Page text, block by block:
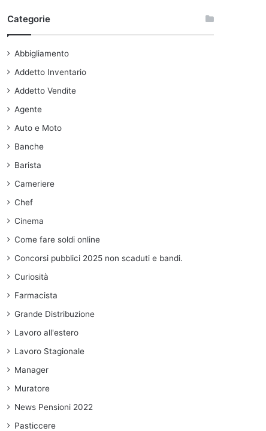
Categorie
Abbigliamento
Addetto Inventario
Addetto Vendite
Agente
Auto e Moto
Banche
Barista
Cameriere
Chef
Cinema
Come fare soldi online
Concorsi pubblici 2025 non scaduti e bandi.
Curiosità
Farmacista
Grande Distribuzione
Lavoro all'estero
Lavoro Stagionale
Manager
Muratore
News Pensioni 2022
Pasticcere